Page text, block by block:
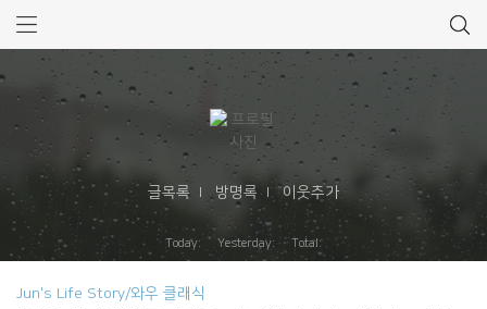
글목록 방명록 이웃추가
Today: Yesterday: Total:
Jun's Life Story/와우 클래식